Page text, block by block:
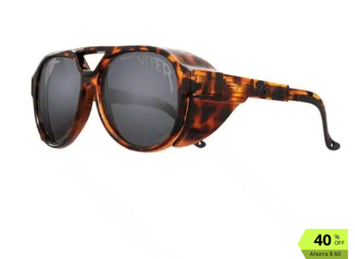
%
OFF
40
Ahorra $ 60